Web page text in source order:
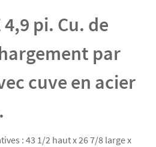
4,9 pi. Cu. de
par
cuve en acier
: 43 1/2 haut x 26 7/8 large x